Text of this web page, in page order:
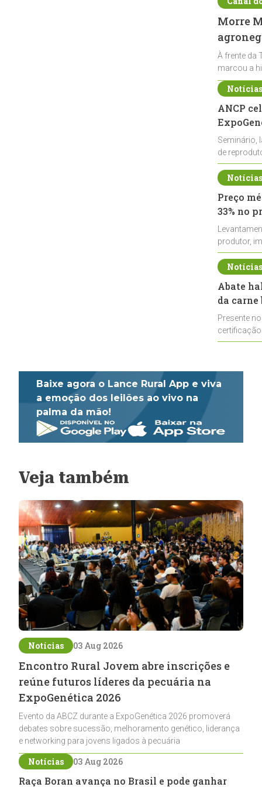
Morre
À frente da
marcou a
ANCP
Seminário,
de
durante a
Preço
33% no
produtor,
de leite cru
Abate
da
Presente
Baixe agora o Lance Rural App e viva
a emoção dos leilões ao vivo na
palma da mão!
Veja também
Notícias 03 Aug 2026
Encontro Rural Jovem abre inscrições e
reúne futuros líderes da pecuária na
ExpoGenética 2026
Evento da ABCZ durante a ExpoGenética 2026 promoverá
debates sobre sucessão, melhoramento genético, liderança
e networking para jovens ligados à pecuária
Notícias 03 Aug 2026
Raça Boran avança no Brasil e pode ganhar